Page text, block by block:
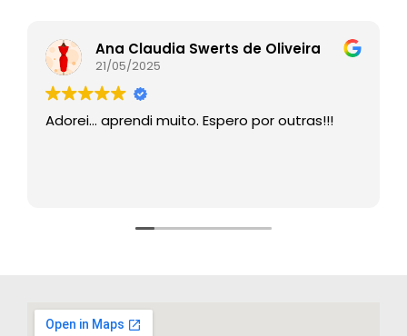
Ana Claudia Swerts de Oliveira
21/05/2025
Adorei… aprendi muito. Espero por outras!!!